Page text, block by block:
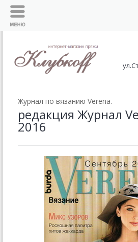
Журнал по вязанию Verena.
редакция Журнал
2016